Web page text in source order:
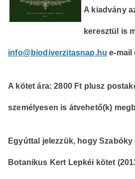
A kiadvány
keresztül is
info@biodiverzitasnap.hu e-mail
A kötet ára: 2800 Ft plusz
személyesen is átvehető(k)
Egyúttal jelezzük, hogy
Botanikus Kert Lepkéi kötet